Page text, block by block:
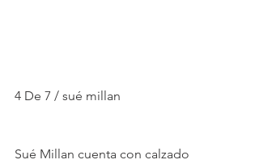
4 De 7 / sué millan
Sué Millan cuenta con calzado